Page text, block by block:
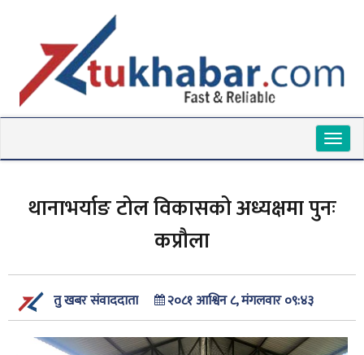
थानाभर्याङ टोल विकासको अध्यक्षमा पुनः
कप्रौला
तु खबर संवाददाता २०८१ आश्विन ८, मंगलवार ०९:४३